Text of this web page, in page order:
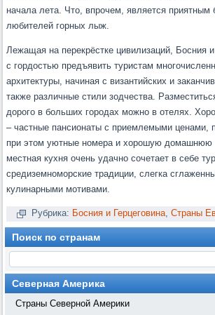
начала лета. Что, впрочем, является приятным
любителей горных лыж.
Лежащая на перекрёстке цивилизаций, Босния
с гордостью предъявить туристам
архитектуры, начиная с византийских и
также различные стили зодчества.
дорого в больших городах можно в отелях.
– частные пансионаты с приемлемыми ценами,
при этом уютные номера и хорошую домашнюю
местная кухня очень удачно сочетает в себе
средиземноморские традиции, слегка
кулинарными мотивами.
Рубрика: Босния и Герцеговина,Страны
Поиск по странам
Северная Америка
Страны Северной Америки